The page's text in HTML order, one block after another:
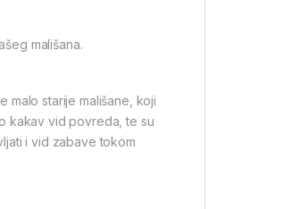
mališana.
starije mališane, koji
kakav vid povreda, te su
i vid zabave tokom